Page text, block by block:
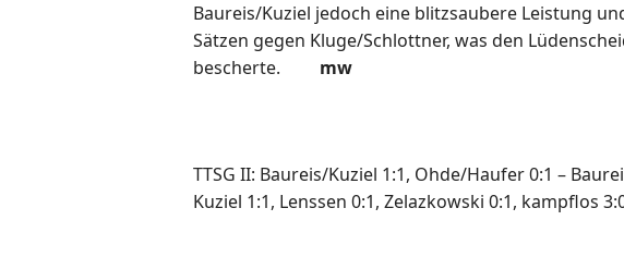
Baureis/Kuziel jedoch eine blitzsaubere Leistung
Sätzen gegen Kluge/Schlottner, was den
bescherte. mw
TTSG II: Baureis/Kuziel 1:1, Ohde/Haufer 0:1 –
Kuziel 1:1, Lenssen 0:1, Zelazkowski 0:1, kampflos